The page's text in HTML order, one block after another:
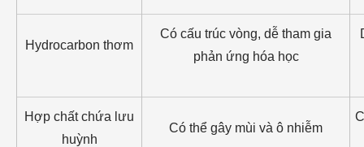
Hydrocarbon thơm
Có cấu trúc vòng, dễ tham gia
phản ứng hóa học
Hợp chất chứa lưu
huỳnh
Có thể gây mùi và ô nhiễm